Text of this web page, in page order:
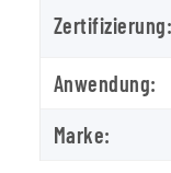
Zertifizierung:
Anwendung:
Marke: